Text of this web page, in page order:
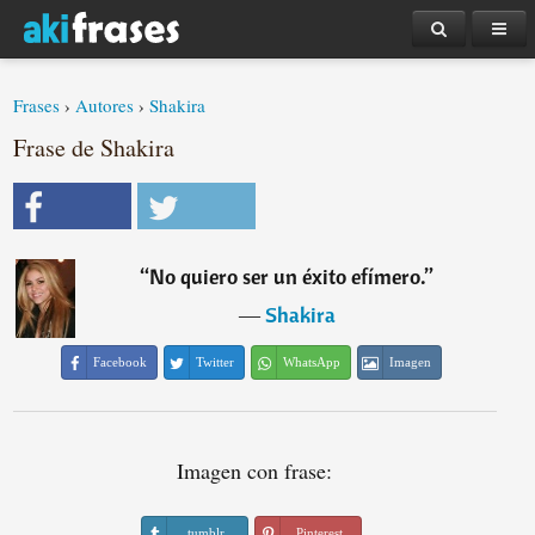
Frases ›Autores ›Shakira
Frase de Shakira
“No quiero ser un éxito efímero.”
―Shakira
Facebook Twitter WhatsApp Imagen
Imagen con frase: